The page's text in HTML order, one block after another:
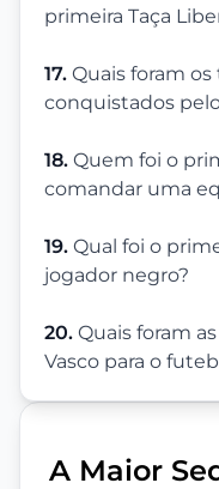
primeira Taça
17. Quais foram
conquistados pelo
18. Quem foi o
comandar uma
19. Qual foi o
jogador negro?
20. Quais foram
Vasco para o
A Maior